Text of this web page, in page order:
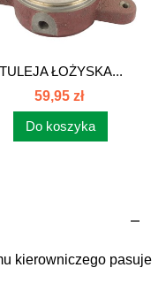
TULEJA ŁOŻYSKA...
59,95 zł
Do koszyka
kierowniczego pasuje